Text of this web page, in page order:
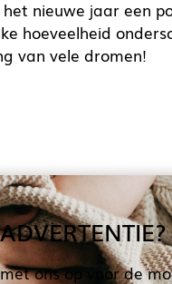
nieuwe jaar een
hoeveelheid
van vele dromen!
ons op voor de